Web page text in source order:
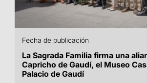
Fecha de publicación
La Sagrada Familia firma una
Capricho de Gaudí, el Museo
Palacio de Gaudí